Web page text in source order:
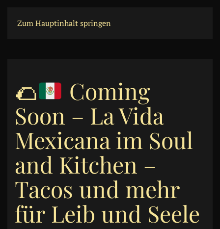
Zum Hauptinhalt springen
🌮
Coming
Soon – La Vida
Mexicana im Soul
and Kitchen –
Tacos und mehr
für Leib und Seele